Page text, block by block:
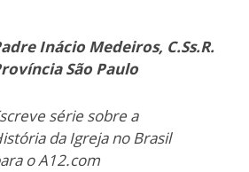
Inácio Medeiros, C.Ss.R.
São Paulo
série sobre a
da Igreja no Brasil
o A12.com